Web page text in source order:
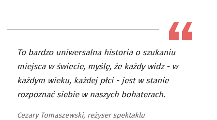
To bardzo uniwersalna historia o szukaniu
miejsca w świecie, myślę, że każdy widz - w
każdym wieku, każdej płci - jest w stanie
rozpoznać siebie w naszych bohaterach.
Cezary Tomaszewski, reżyser spektaklu